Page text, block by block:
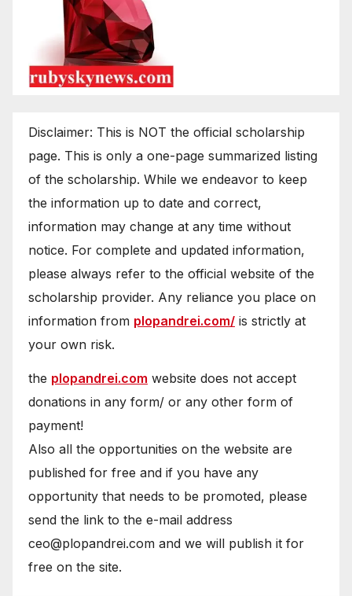
Disclaimer: This is NOT the official scholarship
page. This is only a one-page summarized listing
of the scholarship. While we endeavor to keep
the information up to date and correct,
information may change at any time without
notice. For complete and updated information,
please always refer to the official website of the
scholarship provider. Any reliance you place on
information from plopandrei.com/ is strictly at
your own risk.
the plopandrei.com website does not accept
donations in any form/ or any other form of
payment!
Also all the opportunities on the website are
published for free and if you have any
opportunity that needs to be promoted, please
send the link to the e-mail address
ceo@plopandrei.com and we will publish it for
free on the site.